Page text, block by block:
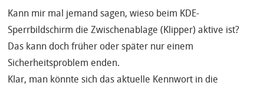
Kann mir mal jemand sagen, wieso beim KDE-
Sperrbildschirm die Zwischenablage (Klipper) aktive ist?
Das kann doch früher oder später nur einem
Sicherheitsproblem enden.
Klar, man könnte sich das aktuelle Kennwort in die